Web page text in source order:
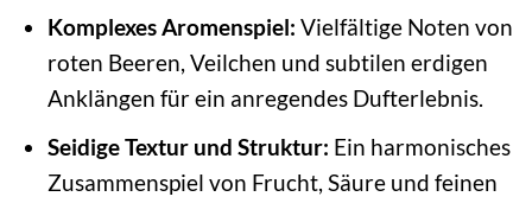
Komplexes Aromenspiel: Vielfältige Noten von
roten Beeren, Veilchen und subtilen erdigen
Anklängen für ein anregendes Dufterlebnis.
Seidige Textur und Struktur: Ein harmonisches
Zusammenspiel von Frucht, Säure und feinen